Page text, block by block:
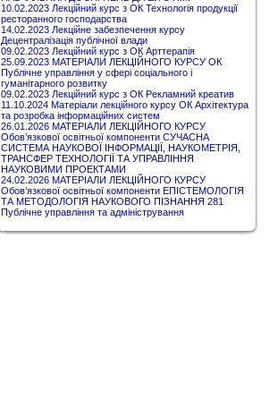
10.02.2023 Лекційний курс з ОК Технологія продукції
ресторанного господарства
14.02.2023 Лекційне забезпечення курсу
Децентралізація публічної влади
09.02.2023 Лекційний курс з ОК Арттерапія
25.09.2023 МАТЕРІАЛИ ЛЕКЦІЙНОГО КУРСУ ОК
Публічне управління у сфері соціального і
гуманітарного розвитку
09.02.2023 Лекційний курс з ОК Рекламний креатив
11.10.2024 Матеріали лекційного курсу ОК Архітектура
та розробка інформаційних систем
26.01.2026 МАТЕРІАЛИ ЛЕКЦІЙНОГО КУРСУ
Обов’язкової освітньої компоненти СУЧАСНА
СИСТЕМА НАУКОВОЇ ІНФОРМАЦІЇ, НАУКОМЕТРІЯ,
ТРАНСФЕР ТЕХНОЛОГІЇ ТА УПРАВЛІННЯ
НАУКОВИМИ ПРОЕКТАМИ
24.02.2026 МАТЕРІАЛИ ЛЕКЦІЙНОГО КУРСУ
Обов’язкової освітньої компоненти ЕПІСТЕМОЛОГІЯ
ТА МЕТОДОЛОГІЯ НАУКОВОГО ПІЗНАННЯ 281
Публічне управління та адміністрування